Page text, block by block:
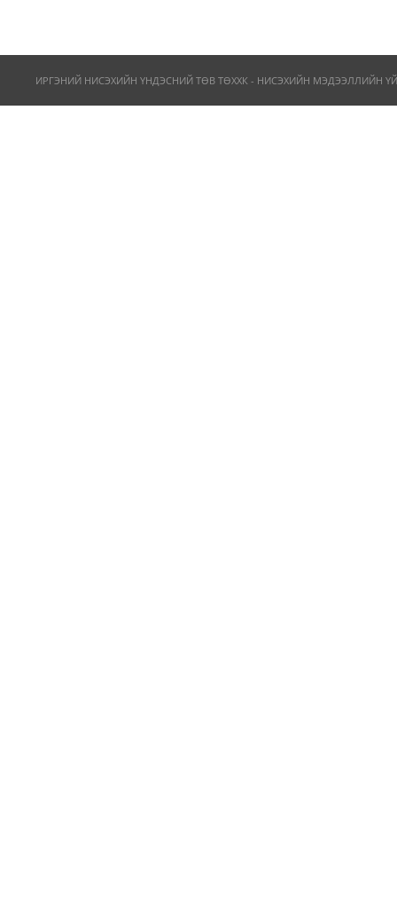
ИРГЭНИЙ НИСЭХИЙН ҮНДЭСНИЙ ТӨВ ТӨХХК - НИСЭХИЙН МЭДЭЭЛЛИЙН